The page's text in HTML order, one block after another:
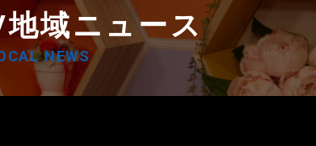
地域ニュース
NEWS